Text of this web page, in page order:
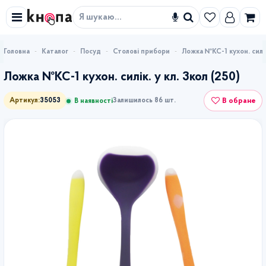
Знайти
Каталог Посуд Столові прибори Ложка №КС-1 кухон.
Ложка №КС-1 кухон. силік. у кл. 3кол (250)
Артикул:35053 В наявностіЗалишилось 86 шт. В обране